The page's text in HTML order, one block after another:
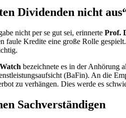
Dividenden nicht
nicht per se gut sei, erinnerte Prof.
faule Kredite eine große Rolle
bezeichnete es in der Anhörung
(BaFin). An die
zu verhängen. Dies werde es
Sachverständigen